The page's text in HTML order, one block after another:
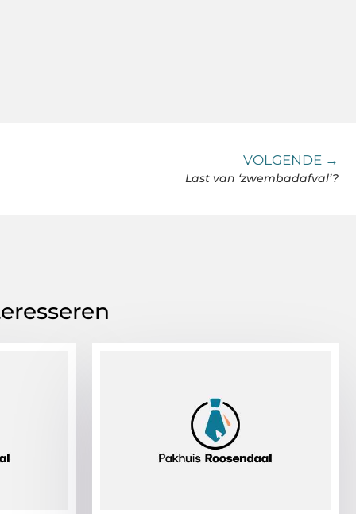
VOLGENDE →
Last van ‘zwembadafval’?